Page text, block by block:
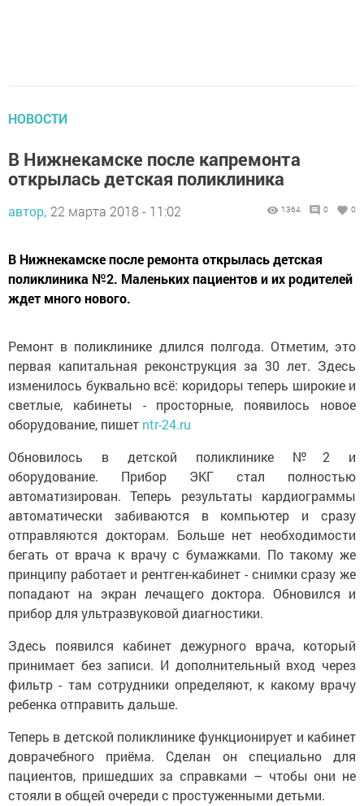
НОВОСТИ
В Нижнекамске после капремонта
открылась детская поликлиника
автор, 22 марта 2018 - 11:02 1364 0 0
В Нижнекамске после ремонта открылась детская
поликлиника №2. Маленьких пациентов и их родителей
ждет много нового.
Ремонт в поликлинике длился полгода. Отметим, это
первая капитальная реконструкция за 30 лет. Здесь
изменилось буквально всё: коридоры теперь широкие и
светлые, кабинеты - просторные, появилось новое
оборудование, пишет ntr-24.ru
Обновилось в детской поликлинике №2 и
оборудование. Прибор ЭКГ стал полностью
автоматизирован. Теперь результаты кардиограммы
автоматически забиваются в компьютер и сразу
отправляются докторам. Больше нет необходимости
бегать от врача к врачу с бумажками. По такому же
принципу работает и рентген-кабинет - снимки сразу же
попадают на экран лечащего доктора. Обновился и
прибор для ультразвуковой диагностики.
Здесь появился кабинет дежурного врача, который
принимает без записи. И дополнительный вход через
фильтр - там сотрудники определяют, к какому врачу
ребенка отправить дальше.
Теперь в детской поликлинике функционирует и кабинет
доврачебного приёма. Сделан он специально для
пациентов, пришедших за справками – чтобы они не
стояли в общей очереди с простуженными детьми.